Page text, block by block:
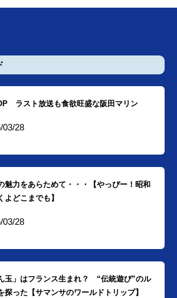
ラスト放送も食欲旺盛な阪田マリン
03/28
魅力をあらためて・・・【やっぴー！昭和
よどこまでも】
03/28
玉」はフランス生まれ？ “伝統遊び”のル
探った【サマンサのワールドトリップ】